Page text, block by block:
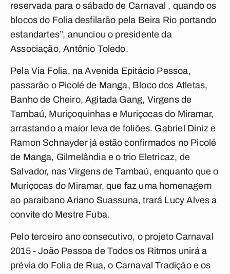
reservada para o sábado de Carnaval , quando os
blocos do Folia desfilarão pela Beira Rio portando
estandartes”, anunciou o presidente da
Associação, Antônio Toledo.
Pela Via Folia, na Avenida Epitácio Pessoa,
passarão o Picolé de Manga, Bloco dos Atletas,
Banho de Cheiro, Agitada Gang, Virgens de
Tambaú, Muriçoquinhas e Muriçocas do Miramar,
arrastando a maior leva de foliões. Gabriel Diniz e
Ramon Schnayder já estão confirmados no Picolé
de Manga, Gilmelândia e o trio Eletricaz, de
Salvador, nas Virgens de Tambaú, enquanto que o
Muriçocas do Miramar, que faz uma homenagem
ao paraibano Ariano Suassuna, trará Lucy Alves a
convite do Mestre Fuba.
Pelo terceiro ano consecutivo, o projeto Carnaval
2015 - João Pessoa de Todos os Ritmos unirá a
prévia do Folia de Rua, o Carnaval Tradição e os